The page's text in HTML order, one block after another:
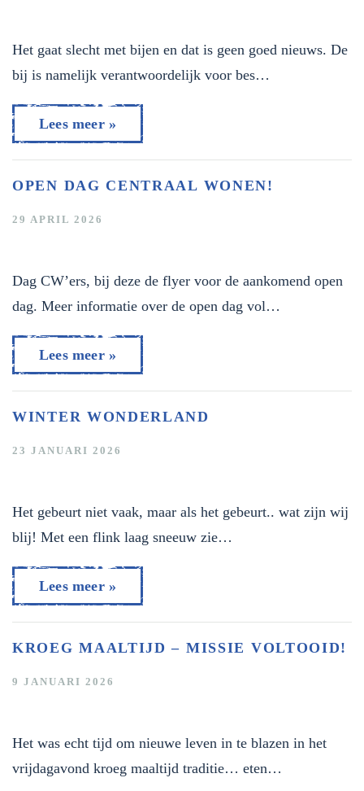
Het gaat slecht met bijen en dat is geen goed nieuws. De
bij is namelijk verantwoordelijk voor bes…
Lees meer »
OPEN DAG CENTRAAL WONEN!
29 APRIL 2026
Dag CW’ers, bij deze de flyer voor de aankomend open
dag. Meer informatie over de open dag vol…
Lees meer »
WINTER WONDERLAND
23 JANUARI 2026
Het gebeurt niet vaak, maar als het gebeurt.. wat zijn wij
blij! Met een flink laag sneeuw zie…
Lees meer »
KROEG MAALTIJD – MISSIE VOLTOOID!
9 JANUARI 2026
Het was echt tijd om nieuwe leven in te blazen in het
vrijdagavond kroeg maaltijd traditie… eten…